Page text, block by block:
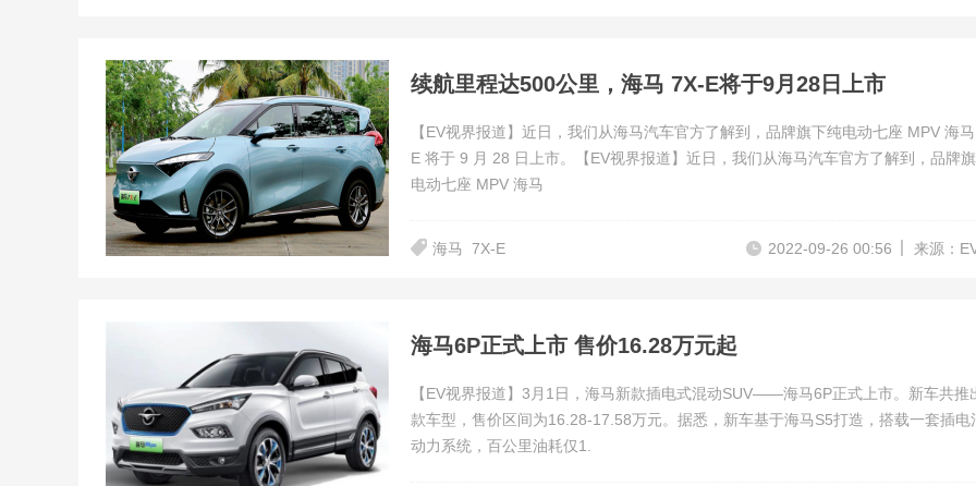
续航里程达500公里，海马 7X-E将于9月28日上市
【EV视界报道】近日，我们从海马汽车官方了解到，品牌旗下纯电动七座 MPV 海
E 将于 9 月 28 日上市。【EV视界报道】近日，我们从海马汽车官方了解到，品牌
电动七座 MPV 海马
海马 7X-E 来源：
2022-09-26 00:56
海马6P正式上市 售价16.28万元起
【EV视界报道】3月1日，海马新款插电式混动SUV——海马6P正式上市。新车共推
款车型，售价区间为16.28-17.58万元。据悉，新车基于海马S5打造，搭载一套插电
动力系统，百公里油耗仅1.